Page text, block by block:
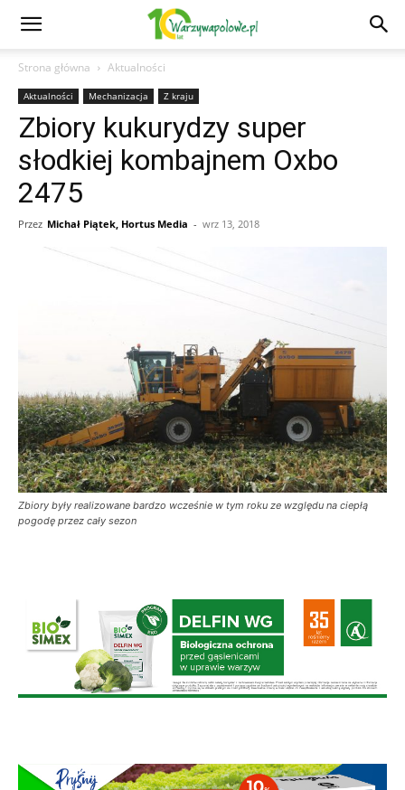
Strona główna Aktualności
Aktualności Mechanizacja Z kraju
Zbiory kukurydzy super
słodkiej kombajnem Oxbo
2475
Przez Michał Piątek, Hortus Media - wrz 13, 2018
Zbiory były realizowane bardzo wcześnie w tym roku ze względu na ciepłą
pogodę przez cały sezon